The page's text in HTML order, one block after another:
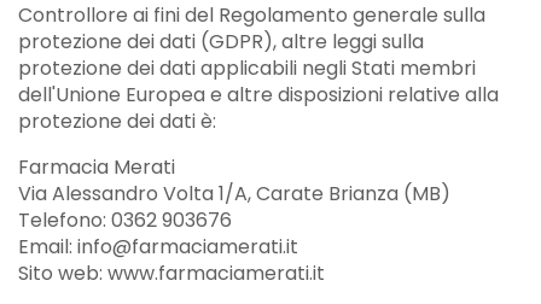
Controllore ai fini del Regolamento generale sulla
protezione dei dati (GDPR), altre leggi sulla
protezione dei dati applicabili negli Stati membri
dell'Unione Europea e altre disposizioni relative alla
protezione dei dati è:
Farmacia Merati
Via Alessandro Volta 1/A, Carate Brianza (MB)
Telefono: 0362 903676
Email: info@farmaciamerati.it
Sito web: www.farmaciamerati.it